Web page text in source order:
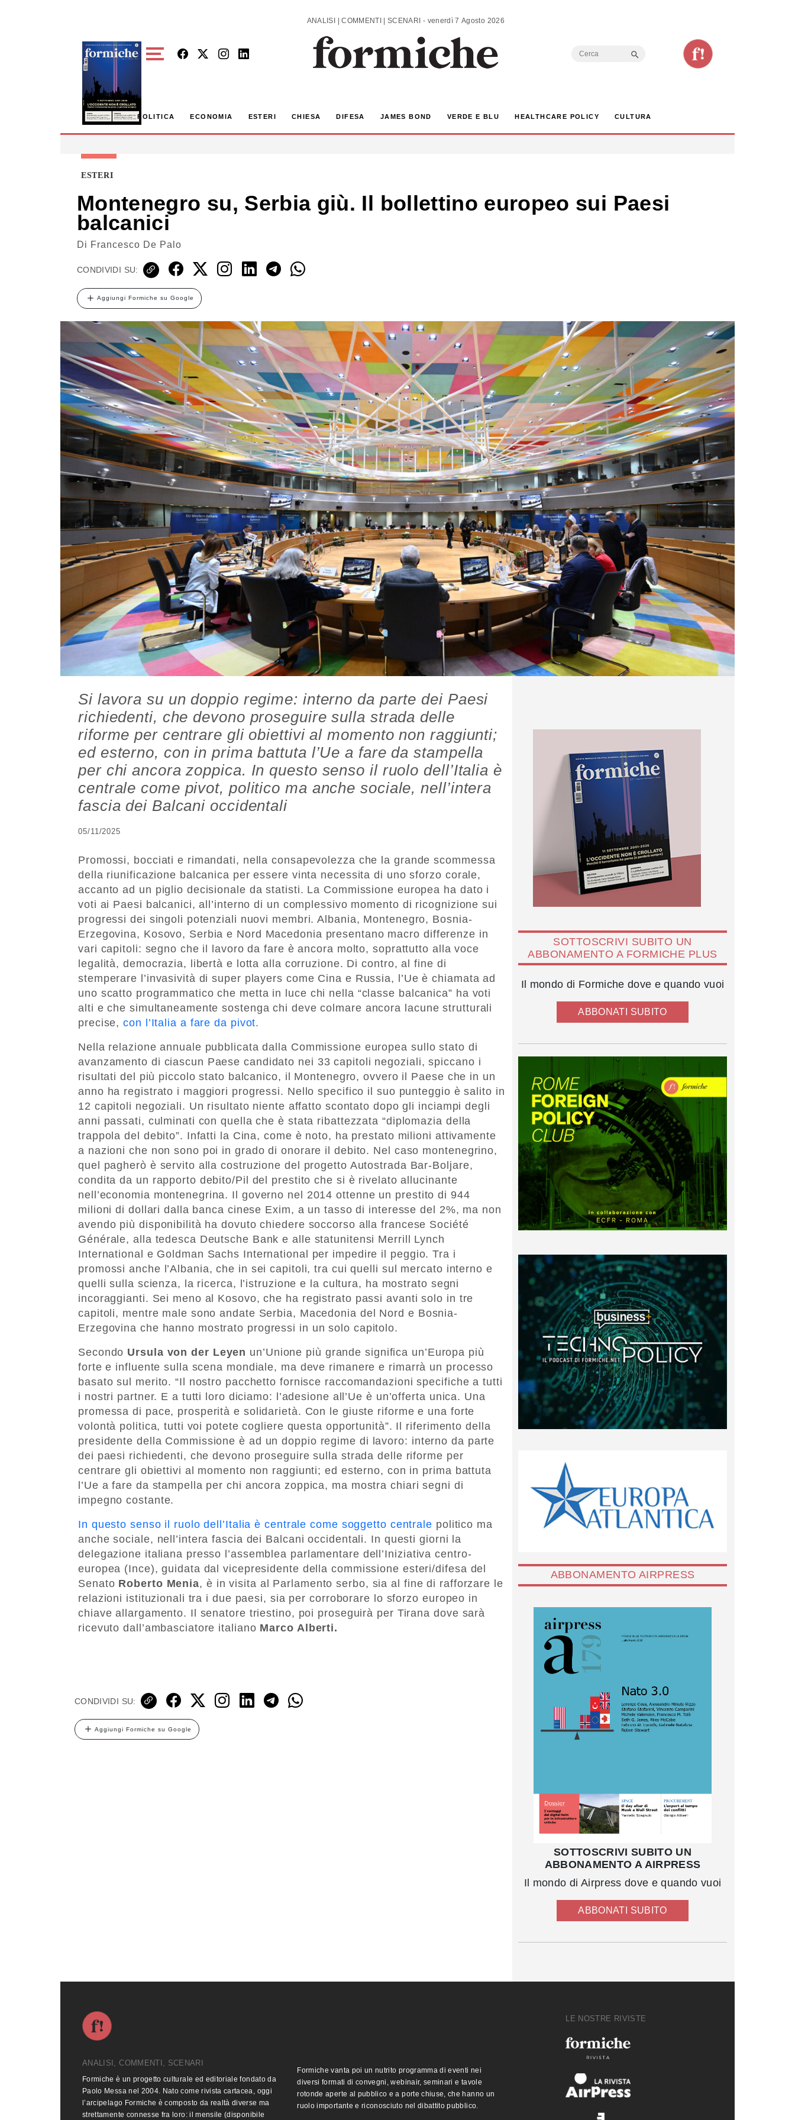
ANALISI | COMMENTI | SCENARI - venerdì 7 Agosto 2026
Search
POLITICA ECONOMIA ESTERI CHIESA DIFESA JAMES BOND VERDE E BLU HEALTHCARE POLICY CULTURA
ESTERI
Montenegro su, Serbia giù. Il bollettino europeo sui Paesi
balcanici
Di Francesco De Palo
CONDIVIDI SU:
Aggiungi Formiche su Google
Si lavora su un doppio regime: interno da parte dei Paesi
richiedenti, che devono proseguire sulla strada delle
riforme per centrare gli obiettivi al momento non raggiunti;
ed esterno, con in prima battuta l’Ue a fare da stampella
per chi ancora zoppica. In questo senso il ruolo dell’Italia è
centrale come pivot, politico ma anche sociale, nell’intera
fascia dei Balcani occidentali
05/11/2025
Promossi, bocciati e rimandati, nella consapevolezza che la grande scommessa
della riunificazione balcanica per essere vinta necessita di uno sforzo corale,
accanto ad un piglio decisionale da statisti. La Commissione europea ha dato i
voti ai Paesi balcanici, all’interno di un complessivo momento di ricognizione sui
progressi dei singoli potenziali nuovi membri. Albania, Montenegro, Bosnia-
Erzegovina, Kosovo, Serbia e Nord Macedonia presentano macro differenze in
vari capitoli: segno che il lavoro da fare è ancora molto, soprattutto alla voce
legalità, democrazia, libertà e lotta alla corruzione. Di contro, al fine di
stemperare l’invasività di super players come Cina e Russia, l’Ue è chiamata ad
uno scatto programmatico che metta in luce chi nella “classe balcanica” ha voti
alti e che simultaneamente sostenga chi deve colmare ancora lacune strutturali
precise,con l’Italia a fare da pivot.
Nella relazione annuale pubblicata dalla Commissione europea sullo stato di
avanzamento di ciascun Paese candidato nei 33 capitoli negoziali, spiccano i
risultati del più piccolo stato balcanico, il Montenegro, ovvero il Paese che in un
anno ha registrato i maggiori progressi. Nello specifico il suo punteggio è salito in
12 capitoli negoziali. Un risultato niente affatto scontato dopo gli inciampi degli
anni passati, culminati con quella che è stata ribattezzata “diplomazia della
trappola del debito”. Infatti la Cina, come è noto, ha prestato milioni attivamente
a nazioni che non sono poi in grado di onorare il debito. Nel caso montenegrino,
quel pagherò è servito alla costruzione del progetto Autostrada Bar-Boljare,
condita da un rapporto debito/Pil del prestito che si è rivelato allucinante
nell’economia montenegrina. Il governo nel 2014 ottenne un prestito di 944
milioni di dollari dalla banca cinese Exim, a un tasso di interesse del 2%, ma non
avendo più disponibilità ha dovuto chiedere soccorso alla francese Société
Générale, alla tedesca Deutsche Bank e alle statunitensi Merrill Lynch
International e Goldman Sachs International per impedire il peggio. Tra i
promossi anche l’Albania, che in sei capitoli, tra cui quelli sul mercato interno e
quelli sulla scienza, la ricerca, l’istruzione e la cultura, ha mostrato segni
incoraggianti. Sei meno al Kosovo, che ha registrato passi avanti solo in tre
capitoli, mentre male sono andate Serbia, Macedonia del Nord e Bosnia-
Erzegovina che hanno mostrato progressi in un solo capitolo.
Secondo Ursula von der Leyen un’Unione più grande significa un’Europa più
forte e influente sulla scena mondiale, ma deve rimanere e rimarrà un processo
basato sul merito. “Il nostro pacchetto fornisce raccomandazioni specifiche a tutti
i nostri partner. E a tutti loro diciamo: l’adesione all’Ue è un’offerta unica. Una
promessa di pace, prosperità e solidarietà. Con le giuste riforme e una forte
volontà politica, tutti voi potete cogliere questa opportunità”. Il riferimento della
presidente della Commissione è ad un doppio regime di lavoro: interno da parte
dei paesi richiedenti, che devono proseguire sulla strada delle riforme per
centrare gli obiettivi al momento non raggiunti; ed esterno, con in prima battuta
l’Ue a fare da stampella per chi ancora zoppica, ma mostra chiari segni di
impegno costante.
In questo senso il ruolo dell’Italia è centrale come soggetto centrale politico ma
anche sociale, nell’intera fascia dei Balcani occidentali. In questi giorni la
delegazione italiana presso l’assemblea parlamentare dell’Iniziativa centro-
europea (Ince), guidata dal vicepresidente della commissione esteri/difesa del
Senato Roberto Menia, è in visita al Parlamento serbo, sia al fine di rafforzare le
relazioni istituzionali tra i due paesi, sia per corroborare lo sforzo europeo in
chiave allargamento. Il senatore triestino, poi proseguirà per Tirana dove sarà
ricevuto dall’ambasciatore italiano Marco Alberti.
CONDIVIDI SU:
Aggiungi Formiche su Google
SOTTOSCRIVI SUBITO UN
ABBONAMENTO A FORMICHE PLUS
Il mondo di Formiche dove e quando vuoi
ABBONATI SUBITO
ABBONAMENTO AIRPRESS
SOTTOSCRIVI SUBITO UN
ABBONAMENTO A AIRPRESS
Il mondo di Airpress dove e quando vuoi
ABBONATI SUBITO
ANALISI, COMMENTI, SCENARI
Formiche è un progetto culturale ed editoriale fondato da
Paolo Messa nel 2004. Nato come rivista cartacea, oggi
l’arcipelago Formiche è composto da realtà diverse ma
strettamente connesse fra loro: il mensile (disponibile
Formiche vanta poi un nutrito programma di eventi nei
diversi formati di convegni, webinair, seminari e tavole
rotonde aperte al pubblico e a porte chiuse, che hanno un
ruolo importante e riconosciuto nel dibattito pubblico.
LE NOSTRE RIVISTE